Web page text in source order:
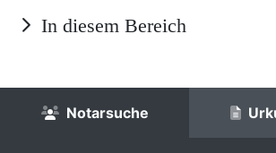
In diesem Bereich
Notarsuche